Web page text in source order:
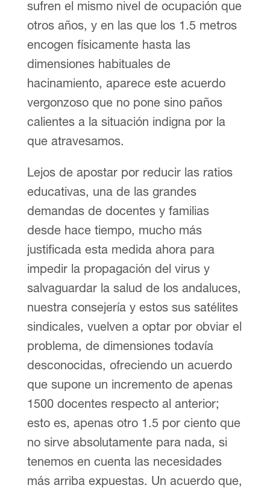
sufren el mismo nivel de ocupación que
otros años, y en las que los 1.5 metros
encogen físicamente hasta las
dimensiones habituales de
hacinamiento, aparece este acuerdo
vergonzoso que no pone sino paños
calientes a la situación indigna por la
que atravesamos.
Lejos de apostar por reducir las ratios
educativas, una de las grandes
demandas de docentes y familias
desde hace tiempo, mucho más
justificada esta medida ahora para
impedir la propagación del virus y
salvaguardar la salud de los andaluces,
nuestra consejería y estos sus satélites
sindicales, vuelven a optar por obviar el
problema, de dimensiones todavía
desconocidas, ofreciendo un acuerdo
que supone un incremento de apenas
1500 docentes respecto al anterior;
esto es, apenas otro 1.5 por ciento que
no sirve absolutamente para nada, si
tenemos en cuenta las necesidades
más arriba expuestas. Un acuerdo que,